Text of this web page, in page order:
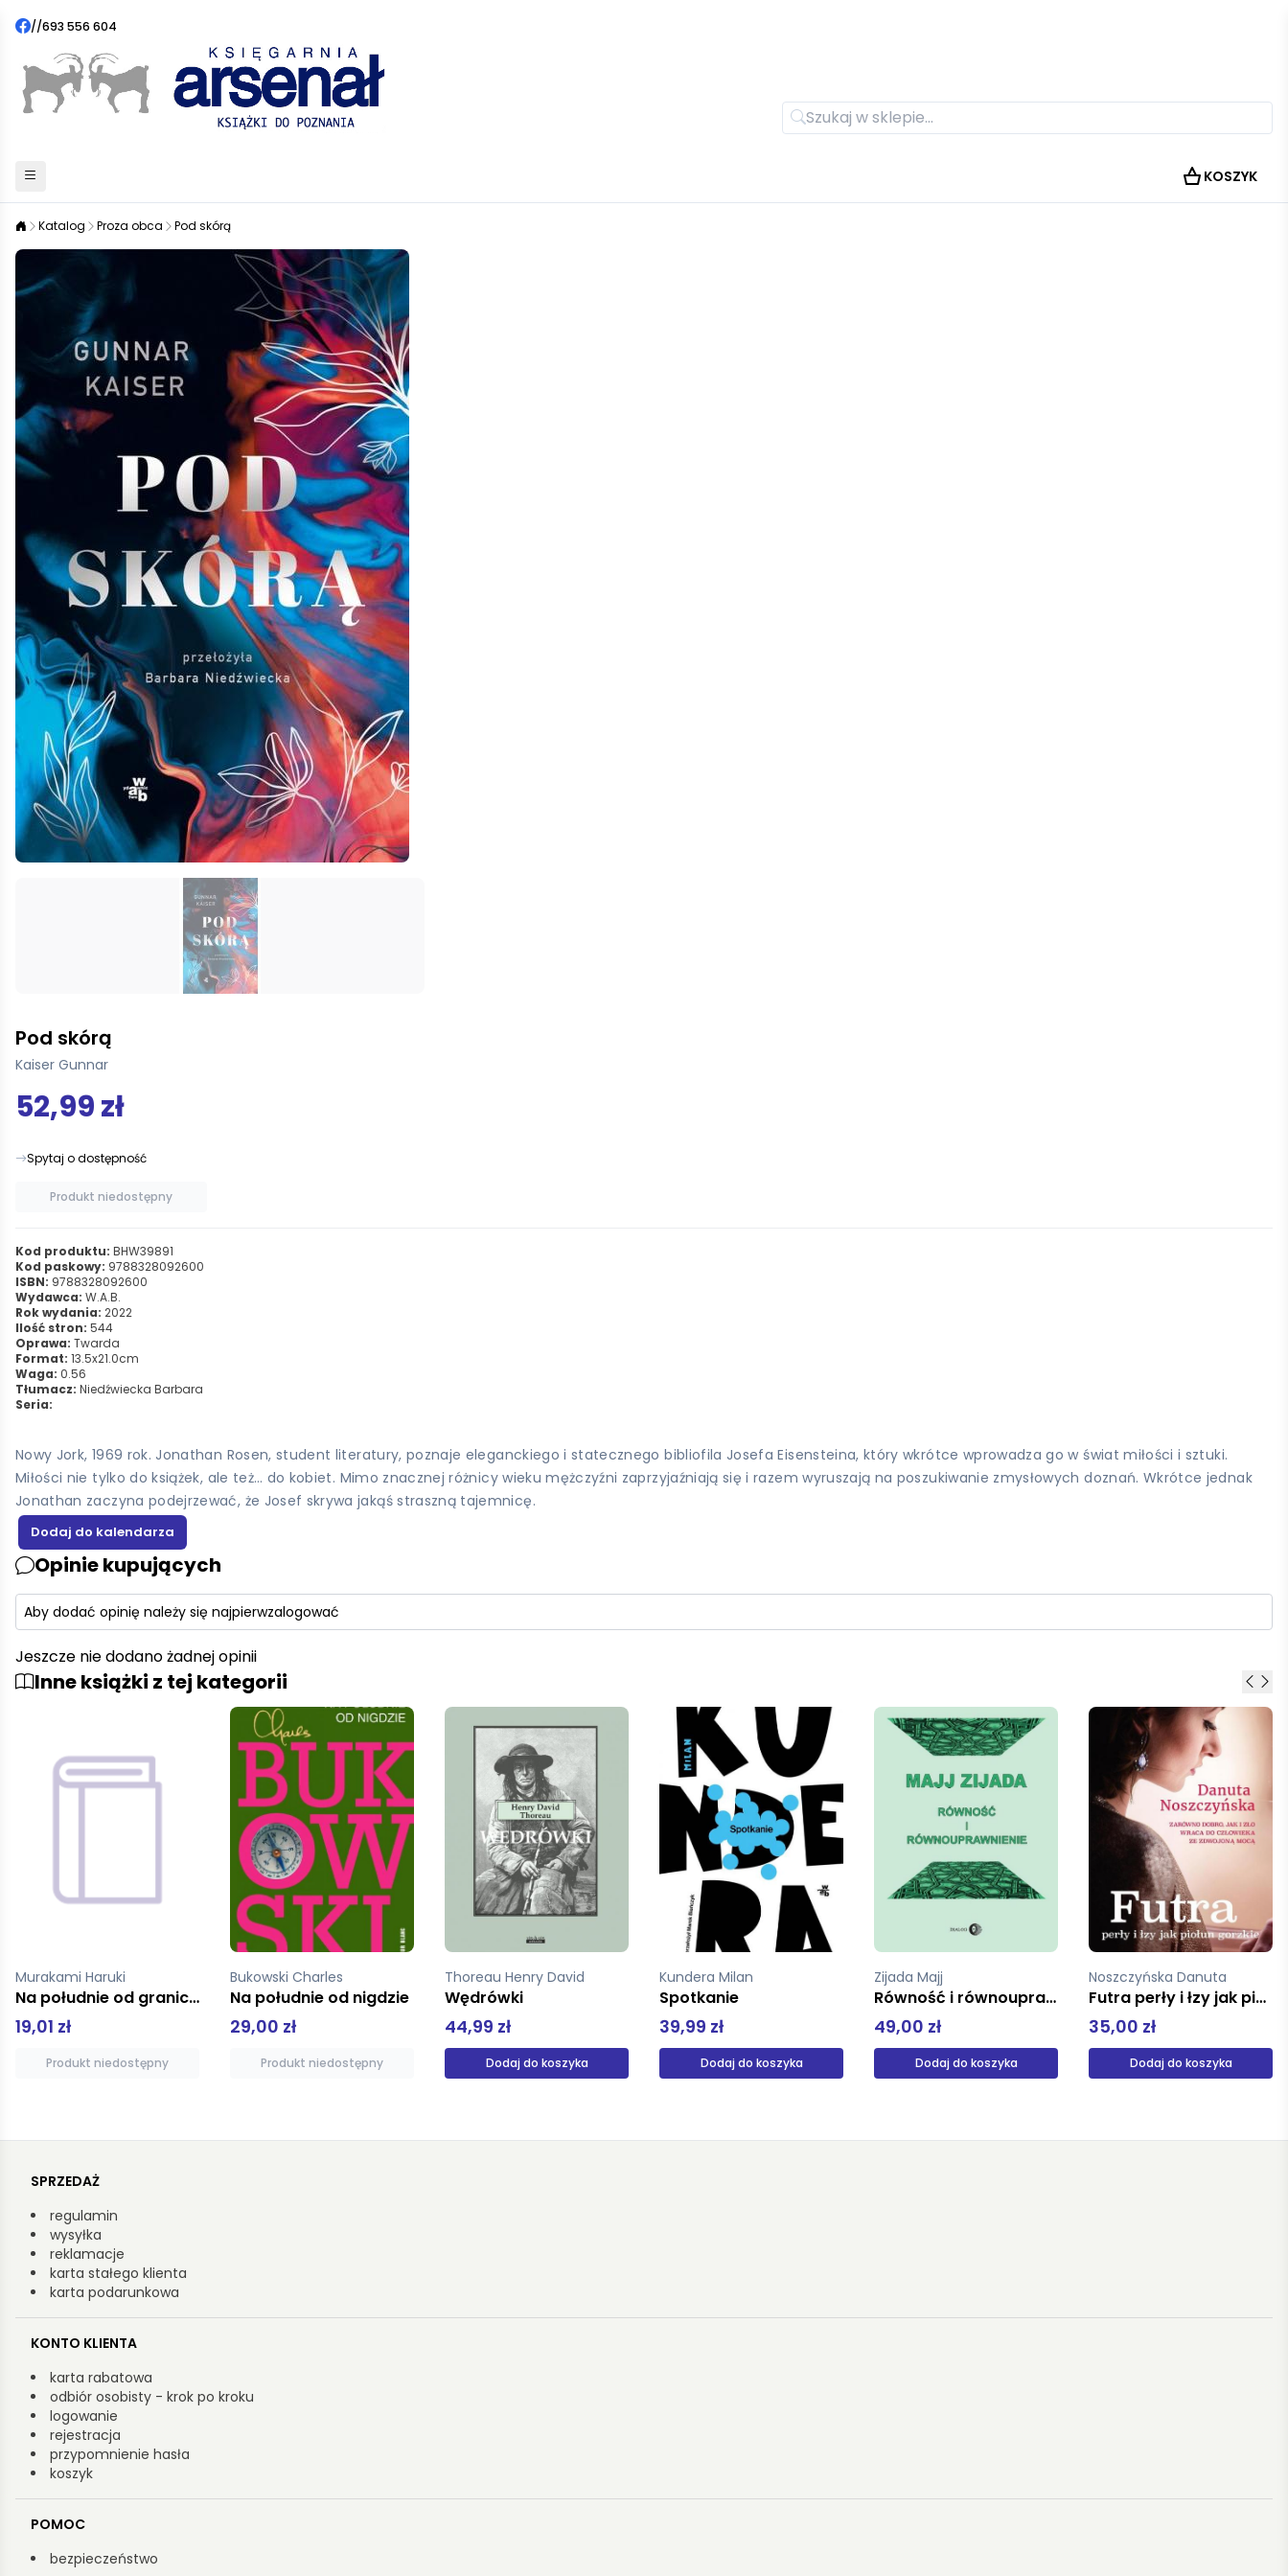
//693 556 604
KOSZYK
Katalog Proza obca Pod skórą
Pod skórą
Kaiser Gunnar
52,99 zł
Spytaj o dostępność
Produkt niedostępny
Kod produktu: BHW39891
Kod paskowy: 9788328092600
ISBN: 9788328092600
Wydawca: W.A.B.
Rok wydania: 2022
Ilość stron: 544
Oprawa: Twarda
Format: 13.5x21.0cm
Waga: 0.56
Tłumacz: Niedźwiecka Barbara
Seria:
Nowy Jork, 1969 rok. Jonathan Rosen, student literatury, poznaje eleganckiego i statecznego bibliofila Josefa Eisensteina, który wkrótce wprowadza go w świat miłości i sztuki.
Miłości nie tylko do książek, ale też… do kobiet. Mimo znacznej różnicy wieku mężczyźni zaprzyjaźniają się i razem wyruszają na poszukiwanie zmysłowych doznań. Wkrótce jednak
Jonathan zaczyna podejrzewać, że Josef skrywa jakąś straszną tajemnicę.
Opinie kupujących
Aby dodać opinię należy się najpierwzalogować
Jeszcze nie dodano żadnej opinii
Inne książki z tej kategorii
Bukowski Charles
Na południe od nigdzie
29,00 zł
Produkt niedostępny
Thoreau Henry David
Wędrówki
44,99 zł
Dodaj do koszyka
Kundera Milan
Spotkanie
39,99 zł
Dodaj do koszyka
Zijada Majj
49,00 zł
Dodaj do koszyka
Noszczyńska Danuta
Futra perły i łzy jak piołun gorzkie
35,00 zł
Dodaj do koszyka
Sherry Maureen
Zmiana kursu
39,90 zł
Dodaj do koszyka
SPRZEDAŻ
regulamin
wysyłka
reklamacje
karta stałego klienta
karta podarunkowa
KONTO KLIENTA
karta rabatowa
odbiór osobisty - krok po kroku
logowanie
rejestracja
przypomnienie hasła
koszyk
POMOC
bezpieczeństwo